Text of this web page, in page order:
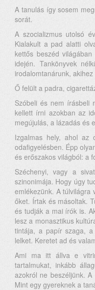
A tanulás így sosem
sorát.
A szocializmus utolsó
Kialakult a pad alatti
kettős beszéd
idején. Tankönyvek
irodalomtanárunk,
Ő felült a padra,
Szóbeli és nem írásbeli
kellett írni azokban az
megújulás, a lázadás és
Izgalmas hely, ahol az
odafigyelésben. Épp
és erőszakos világból: a
Széchenyi, vagy a
szinonimája. Hogy úgy
emlékezünk. A túlvilágra
őket. Írtak és másoltak.
és tudják a mai írók is.
lesz a monasztikus
tintája, a papír szaga,
lelket. Keretet ad és
Ami ma itt állva e
tartalmukat, inkább
azokról ne beszéljünk.
Mint egy gyereknek a